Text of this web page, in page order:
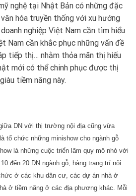
nghệ tại Nhật Bản có những đặc
hóa truyền thống với xu hướng
nghiệp Việt Nam cần tìm hiểu
Nam cần khắc phục những vấn đề
tiếp thị… nhằm thỏa mãn thị hiếu
mới có thể chinh phục được thị
tiềm năng này.
DN với thị trường nội địa cũng vừa
tổ chức những minishow cho ngành gỗ
là những cuộc triển lãm quy mô nhỏ với
đến 20 DN ngành gỗ, hàng trang trí nội
ở các khu dân cư, các dự án nhà ở
ở tiềm năng ở các địa phương khác. Mỗi